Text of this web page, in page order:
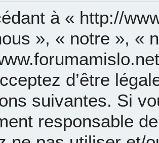
à « http://
», « notre », «
d’être
suivantes. Si
responsable